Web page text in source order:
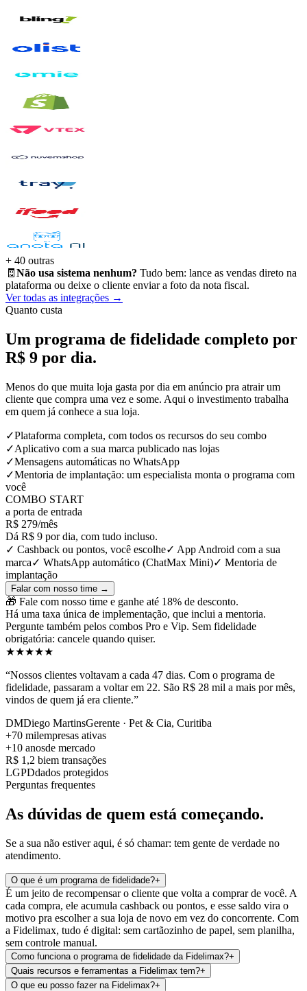
+ 40 outras
🧾 Não usa sistema nenhum? Tudo bem: lance as vendas direto na
plataforma ou deixe o cliente enviar a foto da nota fiscal.
Ver todas as integrações →
Quanto custa
Um programa de fidelidade completo por
R$ 9 por dia.
Menos do que muita loja gasta por dia em anúncio pra atrair um
cliente que compra uma vez e some. Aqui o investimento trabalha
em quem já conhece a sua loja.
✓Plataforma completa, com todos os recursos do seu combo
✓Aplicativo com a sua marca publicado nas lojas
✓Mensagens automáticas no WhatsApp
✓Mentoria de implantação: um especialista monta o programa com
você
COMBO START
a porta de entrada
R$ 279/mês
Dá R$ 9 por dia, com tudo incluso.
✓ Cashback ou pontos, você escolhe✓ App Android com a sua
marca✓ WhatsApp automático (ChatMax Mini)✓ Mentoria de
implantação
Falar com nosso time →
🎁 Fale com nosso time e ganhe até 18% de desconto.
Há uma taxa única de implementação, que inclui a mentoria.
Pergunte também pelos combos Pro e Vip. Sem fidelidade
obrigatória: cancele quando quiser.
★★★★★
“Nossos clientes voltavam a cada 47 dias. Com o programa de
fidelidade, passaram a voltar em 22. São R$ 28 mil a mais por mês,
vindos de quem já era cliente.”
DMDiego MartinsGerente · Pet & Cia, Curitiba
+70 milempresas ativas
+10 anosde mercado
R$ 1,2 biem transações
LGPDdados protegidos
Perguntas frequentes
As dúvidas de quem está começando.
Se a sua não estiver aqui, é só chamar: tem gente de verdade no
atendimento.
O que é um programa de fidelidade?+
É um jeito de recompensar o cliente que volta a comprar de você. A
cada compra, ele acumula cashback ou pontos, e esse saldo vira o
motivo pra escolher a sua loja de novo em vez do concorrente. Com
a Fidelimax, tudo é digital: sem cartãozinho de papel, sem planilha,
sem controle manual.
Como funciona o programa de fidelidade da Fidelimax?+
Quais recursos e ferramentas a Fidelimax tem?+
O que eu posso fazer na Fidelimax?+